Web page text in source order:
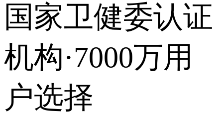
国家卫健委认证
机构·7000万用
户选择